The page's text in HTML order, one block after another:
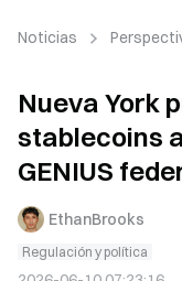
Noticias
Nueva York
stablecoins
GENIUS
EthanBrooks
Regulación y política